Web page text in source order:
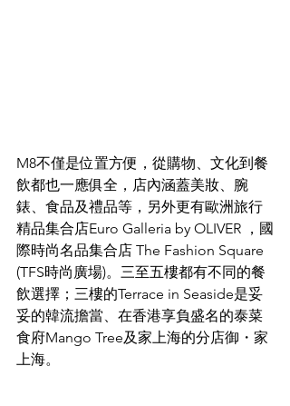
M8不僅是位置方便，從購物、文化到餐
飲都也一應俱全，店內涵蓋美妝、腕
錶、食品及禮品等，另外更有歐洲旅行
精品集合店Euro Galleria by OLIVER ，國
際時尚名品集合店 The Fashion Square
(TFS時尚廣場)。三至五樓都有不同的餐
飲選擇；三樓的Terrace in Seaside是妥
妥的韓流擔當、在香港享負盛名的泰菜
食府Mango Tree及家上海的分店御・家
上海。